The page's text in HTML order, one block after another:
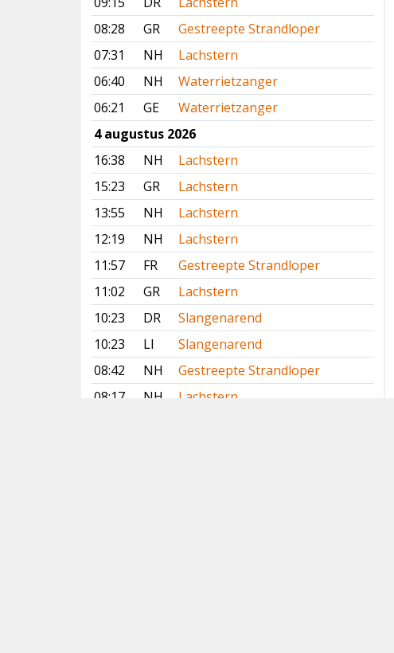
08:28
GR
Gestreepte Strandloper
07:31
NH
Lachstern
06:40
NH
Waterrietzanger
06:21
GE
Waterrietzanger
4 augustus 2026
16:38
NH
Lachstern
15:23
GR
Lachstern
13:55
NH
Lachstern
12:19
NH
Lachstern
11:57
FR
Gestreepte Strandloper
11:02
GR
Lachstern
10:23
DR
Slangenarend
10:23
LI
Slangenarend
08:42
NH
Gestreepte Strandloper
08:17
NH
Lachstern